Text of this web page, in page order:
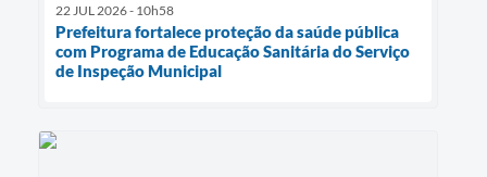
22 JUL 2026 - 10h58
Prefeitura fortalece proteção da saúde pública
com Programa de Educação Sanitária do Serviço
de Inspeção Municipal